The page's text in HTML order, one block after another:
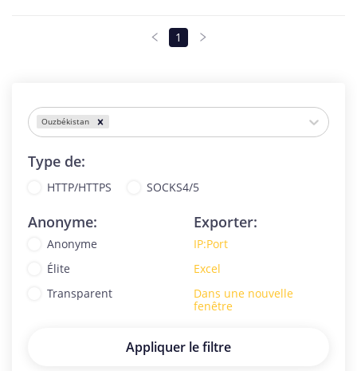
1
Ouzbékistan
Type de:
HTTP/HTTPS SOCKS4/5
Anonyme:
Anonyme
Élite
Transparent
Exporter:
IP:Port
Excel
Dans une nouvelle
fenêtre
Appliquer le filtre